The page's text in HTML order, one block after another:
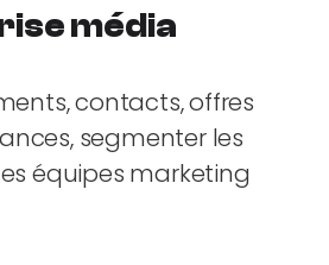
média
contacts, offres
segmenter les
équipes marketing